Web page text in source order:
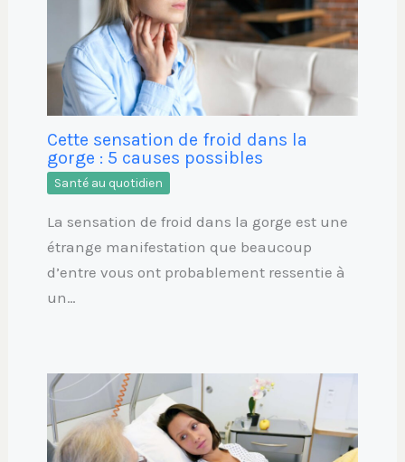
Cette sensation de froid dans la
gorge : 5 causes possibles
Santé au quotidien
La sensation de froid dans la gorge est une
étrange manifestation que beaucoup
d’entre vous ont probablement ressentie à
un…